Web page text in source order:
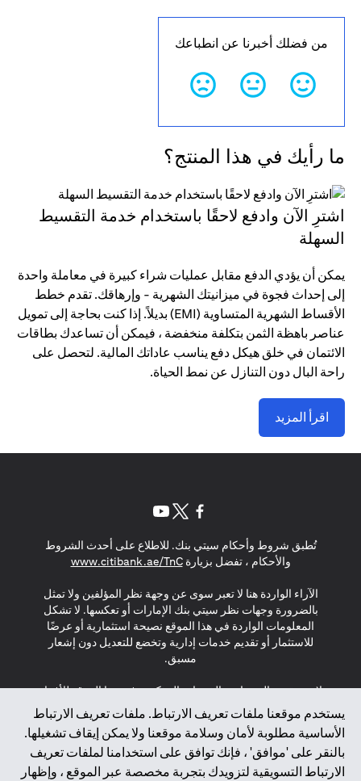
من فضلك أخبرنا عن انطباعك
ما رأيك في هذا المنتج؟
اشترِ الآن وادفع لاحقًا باستخدام خدمة التقسيط
السهلة
يمكن أن يؤدي الدفع مقابل عمليات شراء كبيرة في معاملة واحدة
إلى إحداث فجوة في ميزانيتك الشهرية - وإرهاقك. تقدم خطط
الأقساط الشهرية المتساوية (EMI) بديلاً. إذا كنت بحاجة إلى تمويل
عناصر باهظة الثمن بتكلفة منخفضة ، فيمكن أن تساعدك بطاقات
الائتمان في خلق هيكل دفع يناسب عاداتك المالية. لتحصل على
راحة البال دون التنازل عن نمط الحياة.
اقرأ المزيد
يستخدم موقعنا ملفات تعريف الارتباط. ملفات تعريف الارتباط
الأساسية مطلوبة لأمان وسلامة موقعنا ولا يمكن إيقاف تشغيلها.
بالنقر على 'موافق' ، فإنك توافق على استخدامنا لملفات تعريف
الارتباط التسويقية لتزويدك بتجربة مخصصة عبر الموقع ، وإظهار
تُطبق شروط وأحكام سيتي بنك. للاطلاع على أحدث الشروط
والأحكام ، تفضل بزيارةwww.citibank.ae/TnC
(opens in a new tab)
الآراء الواردة هنا لا تعبر سوى عن وجهة نظر المؤلفين ولا تمثل
بالضرورة وجهات نظر سيتي بنك الإمارات أو تعكسها. لا تشكل
المعلومات الواردة في هذا الموقع نصيحة استثمارية أو عرضًا
للاستثمار أو تقديم خدمات إدارية وتخضع للتعديل دون إشعار
مسبق.
لا يتم تقديم المنتجات والخدمات المذكورة في هذا الموقع للأفراد
المقيمين في الاتحاد الأوروبي أو المنطقة الاقتصادية الأوروبية أو
سويسرا أو غيرنسي أو جيرسي أو موناكو أو سان مارينو أو
الفاتيكان أو جزيرة مان أو المملكة المتحدة أو خصوصية البيانات
(لائحة حماية البيانات العامة \ قانون حماية البيانات الشخصية
العامة \ قانون خصوصية نيوزيلندا). المحتوى الموجود في هذه